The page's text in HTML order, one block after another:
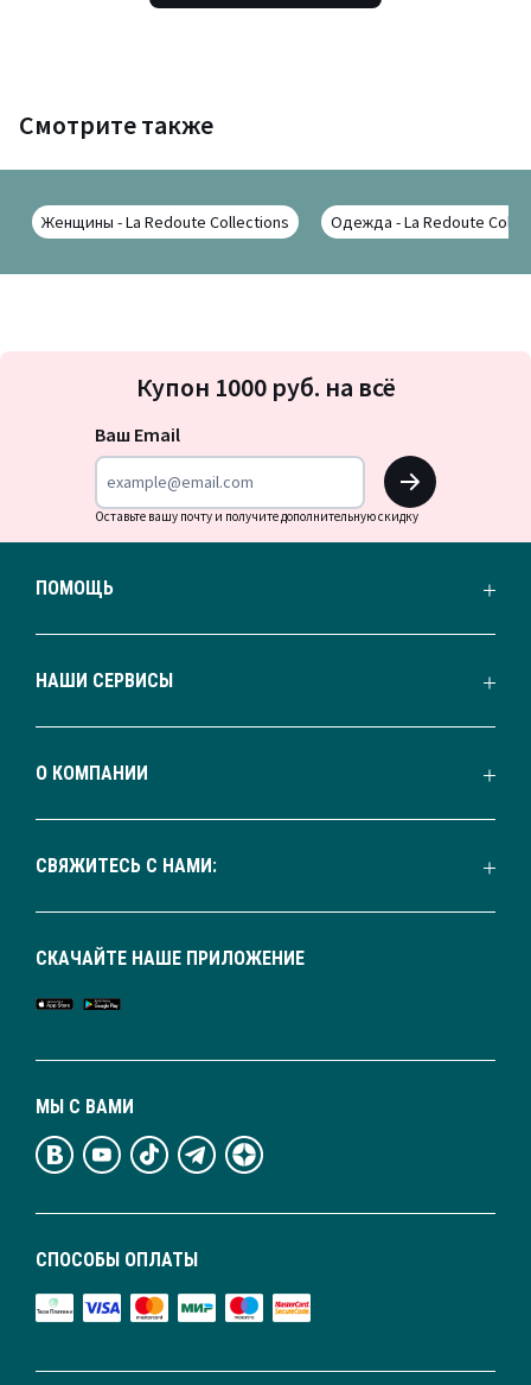
Смотрите также
Женщины - La Redoute Collections Одежда - La Redoute
на
Купон 1000 руб. на всё
Ваш Email
OK
Оставьте вашу почту и получите дополнительную скидку
ПОМОЩЬ
НАШИ СЕРВИСЫ
О КОМПАНИИ
СВЯЖИТЕСЬ С НАМИ:
СПОСОБЫ ОПЛАТЫ
МЫ С ВАМИ
СКАЧАЙТЕ НАШЕ ПРИЛОЖЕНИЕ